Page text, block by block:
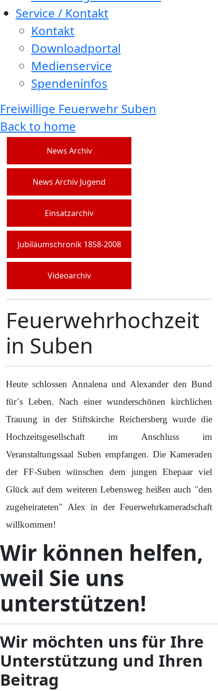
Service / Kontakt
Kontakt
Downloadportal
Medienservice
Spendeninfos
Freiwillige Feuerwehr Suben
Back to home
News Archiv
News Archiv Jugend
Einsatzarchiv
Jubiläumschronik 1858-2008
Videoarchiv
Feuerwehrhochzeit
in Suben
Heute schlossen Annalena und Alexander den Bund
für´s Leben. Nach einer wunderschönen kirchlichen
Trauung in der Stiftskirche Reichersberg wurde die
Hochzeitsgesellschaft im Anschluss im
Veranstaltungssaal Suben empfangen. Die Kameraden
der FF-Suben wünschen dem jungen Ehepaar viel
Glück auf dem weiteren Lebensweg heißen auch "den
zugeheirateten" Alex in der Feuerwehrkameradschaft
willkommen!
Wir können helfen,
weil Sie uns
unterstützen!
Wir möchten uns für Ihre
Unterstützung und Ihren
Beitrag